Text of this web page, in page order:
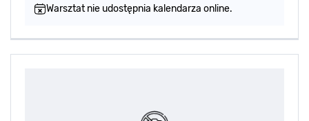
Warsztat nie udostępnia kalendarza online.